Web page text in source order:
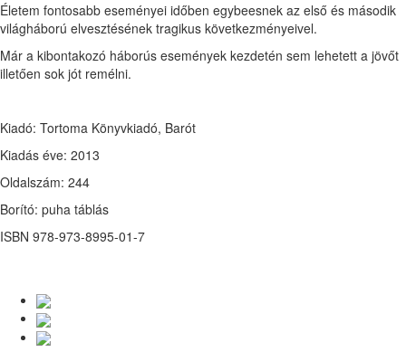
Életem fontosabb eseményei időben egybeesnek az első és második
világháború elvesztésének tragikus következményeivel.
Már a kibontakozó háborús események kezdetén sem lehetett a jövőt
illetően sok jót remélni.
Kiadó: Tortoma Könyvkiadó, Barót
Kiadás éve: 2013
Oldalszám: 244
Borító: puha táblás
ISBN 978-973-8995-01-7